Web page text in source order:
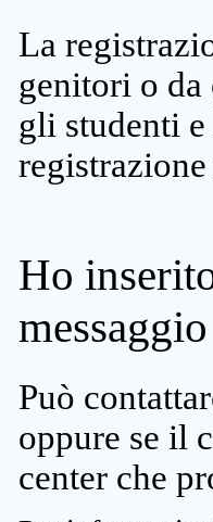
La
genitori o da
gli studenti
Ho
Può
oppure se il
center che